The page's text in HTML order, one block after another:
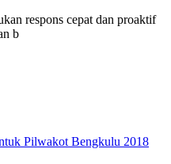
respons cepat dan proaktif
b
Pilwakot Bengkulu 2018